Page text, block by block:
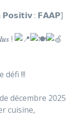
𝗣𝗼𝘀𝗶𝘁𝗶𝘃 : 𝗙𝗔𝗔𝗣]
𝒍𝒖𝒔 !
défi !!!
décembre 2025
cuisine,